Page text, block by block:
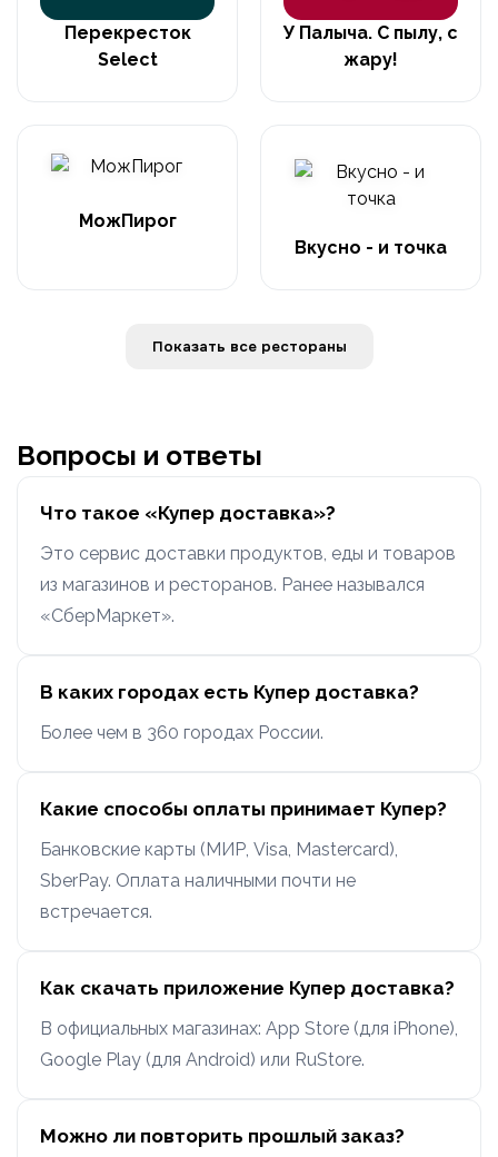
Перекресток
Select
У Палыча. С пылу, с
жару!
МожПирог
Вкусно - и точка
Показать все рестораны
Вопросы и ответы
Что такое «Купер доставка»?
Это сервис доставки продуктов, еды и товаров
из магазинов и ресторанов. Ранее назывался
«СберМаркет».
В каких городах есть Купер доставка?
Более чем в 360 городах России.
Какие способы оплаты принимает Купер?
Банковские карты (МИР, Visa, Mastercard),
SberPay. Оплата наличными почти не
встречается.
Как скачать приложение Купер доставка?
В официальных магазинах: App Store (для iPhone),
Google Play (для Android) или RuStore.
Можно ли повторить прошлый заказ?